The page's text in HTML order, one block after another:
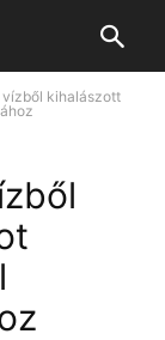
kihalászott